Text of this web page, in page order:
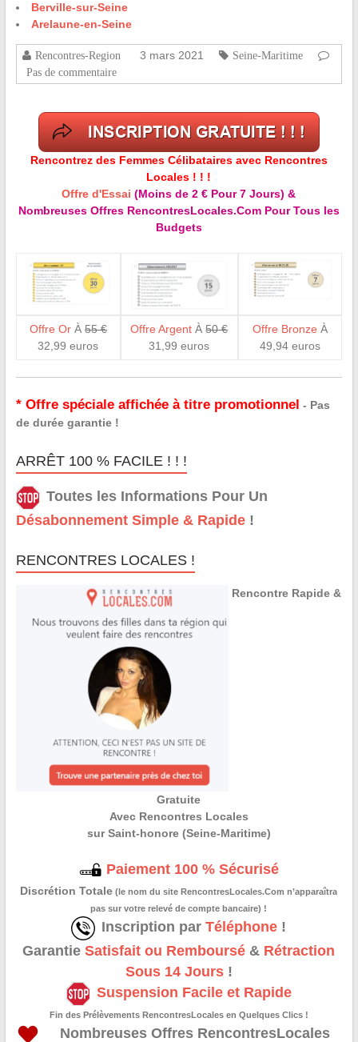
Berville-sur-Seine
Arelaune-en-Seine
Rencontres-Region 3 mars 2021
Seine-Maritime
Pas de commentaire
Rencontrez des Femmes Célibataires avec Rencontres
Locales ! ! !
Offre d'Essai (Moins de 2 € Pour 7 Jours) &
Nombreuses Offres RencontresLocales.Com Pour Tous les
Budgets
Offre OrÀ 55 €
32,99 euros
Offre Argent À50 €
31,99 euros
Offre Bronze À
49,94 euros
* Offre spéciale affichée à titre promotionnel - Pas
de durée garantie !
ARRÊT 100 % FACILE ! ! !
Toutes les Informations Pour Un
Désabonnement Simple & Rapide!
RENCONTRES LOCALES !
Rencontre Rapide &
Gratuite
Avec Rencontres Locales
sur Saint-honore (Seine-Maritime)
Paiement 100 % Sécurisé
Discrétion Totale (le nom du site RencontresLocales.Com n’apparaîtra
pas sur votre relevé de compte bancaire) !
Inscription parTéléphone !
GarantieSatisfait ou Remboursé & Rétraction
Sous 14 Jours!
Suspension Facile et Rapide
Fin des Prélèvements RencontresLocales en Quelques Clics !
Nombreuses Offres RencontresLocales